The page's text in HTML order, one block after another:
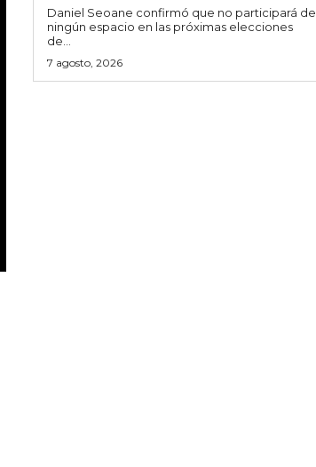
Daniel Seoane confirmó que no participará de
ningún espacio en las próximas elecciones
de...
7 agosto, 2026